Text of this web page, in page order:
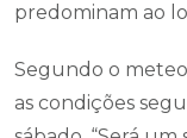
predominam ao
Segundo o
as condições